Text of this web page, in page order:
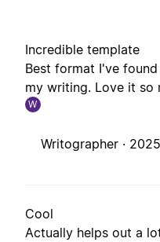
Incredible template
Best format I've
my writing. Love it so
W
Writographer ·
Cool
Actually helps out a